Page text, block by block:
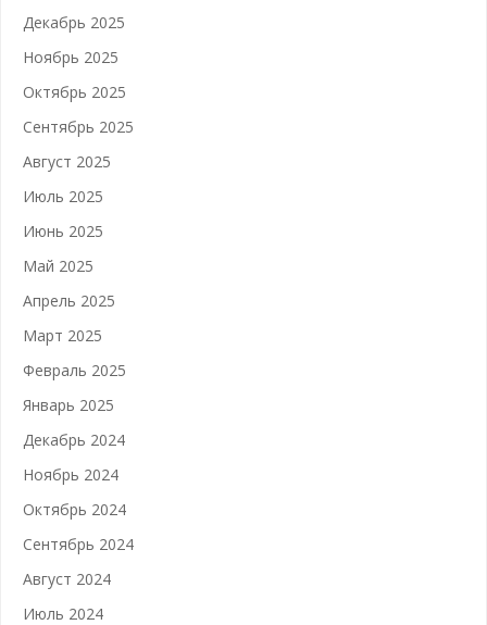
Декабрь 2025
Ноябрь 2025
Октябрь 2025
Сентябрь 2025
Август 2025
Июль 2025
Июнь 2025
Май 2025
Апрель 2025
Март 2025
Февраль 2025
Январь 2025
Декабрь 2024
Ноябрь 2024
Октябрь 2024
Сентябрь 2024
Август 2024
Июль 2024